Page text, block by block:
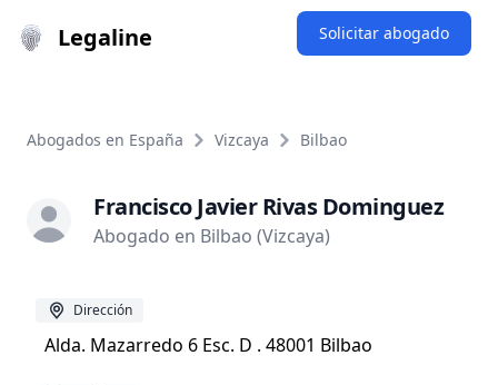
Legaline Solicitar abogado
Abogados en España Vizcaya Bilbao
Francisco Javier Rivas Dominguez
Abogado en Bilbao (Vizcaya)
Dirección
Alda. Mazarredo 6 Esc. D . 48001 Bilbao